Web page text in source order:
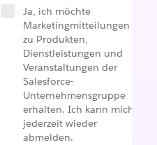
Ja, ich möchte
Marketingmitteilungen
zu Produkten,
Dienstleistungen und
Veranstaltungen der
Salesforce-
Unternehmensgruppe
erhalten. Ich kann mich
jederzeit wieder
abmelden.